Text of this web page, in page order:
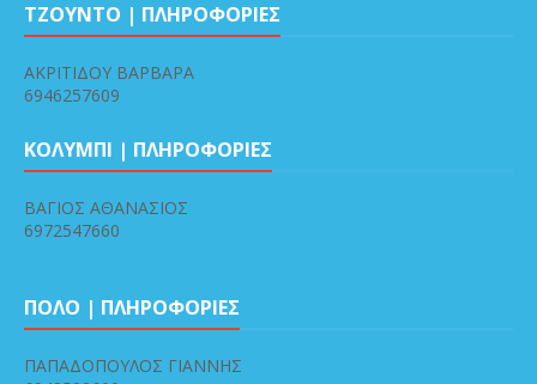
ΤΖΟΥΝΤΟ | ΠΛΗΡΟΦΟΡΙΕΣ
ΑΚΡΙΤΙΔΟΥ ΒΑΡΒΑΡΑ
6946257609
ΚΟΛΥΜΠΙ | ΠΛΗΡΟΦΟΡΙΕΣ
ΒΑΓΙΟΣ ΑΘΑΝΑΣΙΟΣ
6972547660
ΠΟΛΟ | ΠΛΗΡΟΦΟΡΙΕΣ
ΠΑΠΑΔΟΠΟΥΛΟΣ ΓΙΑΝΝΗΣ